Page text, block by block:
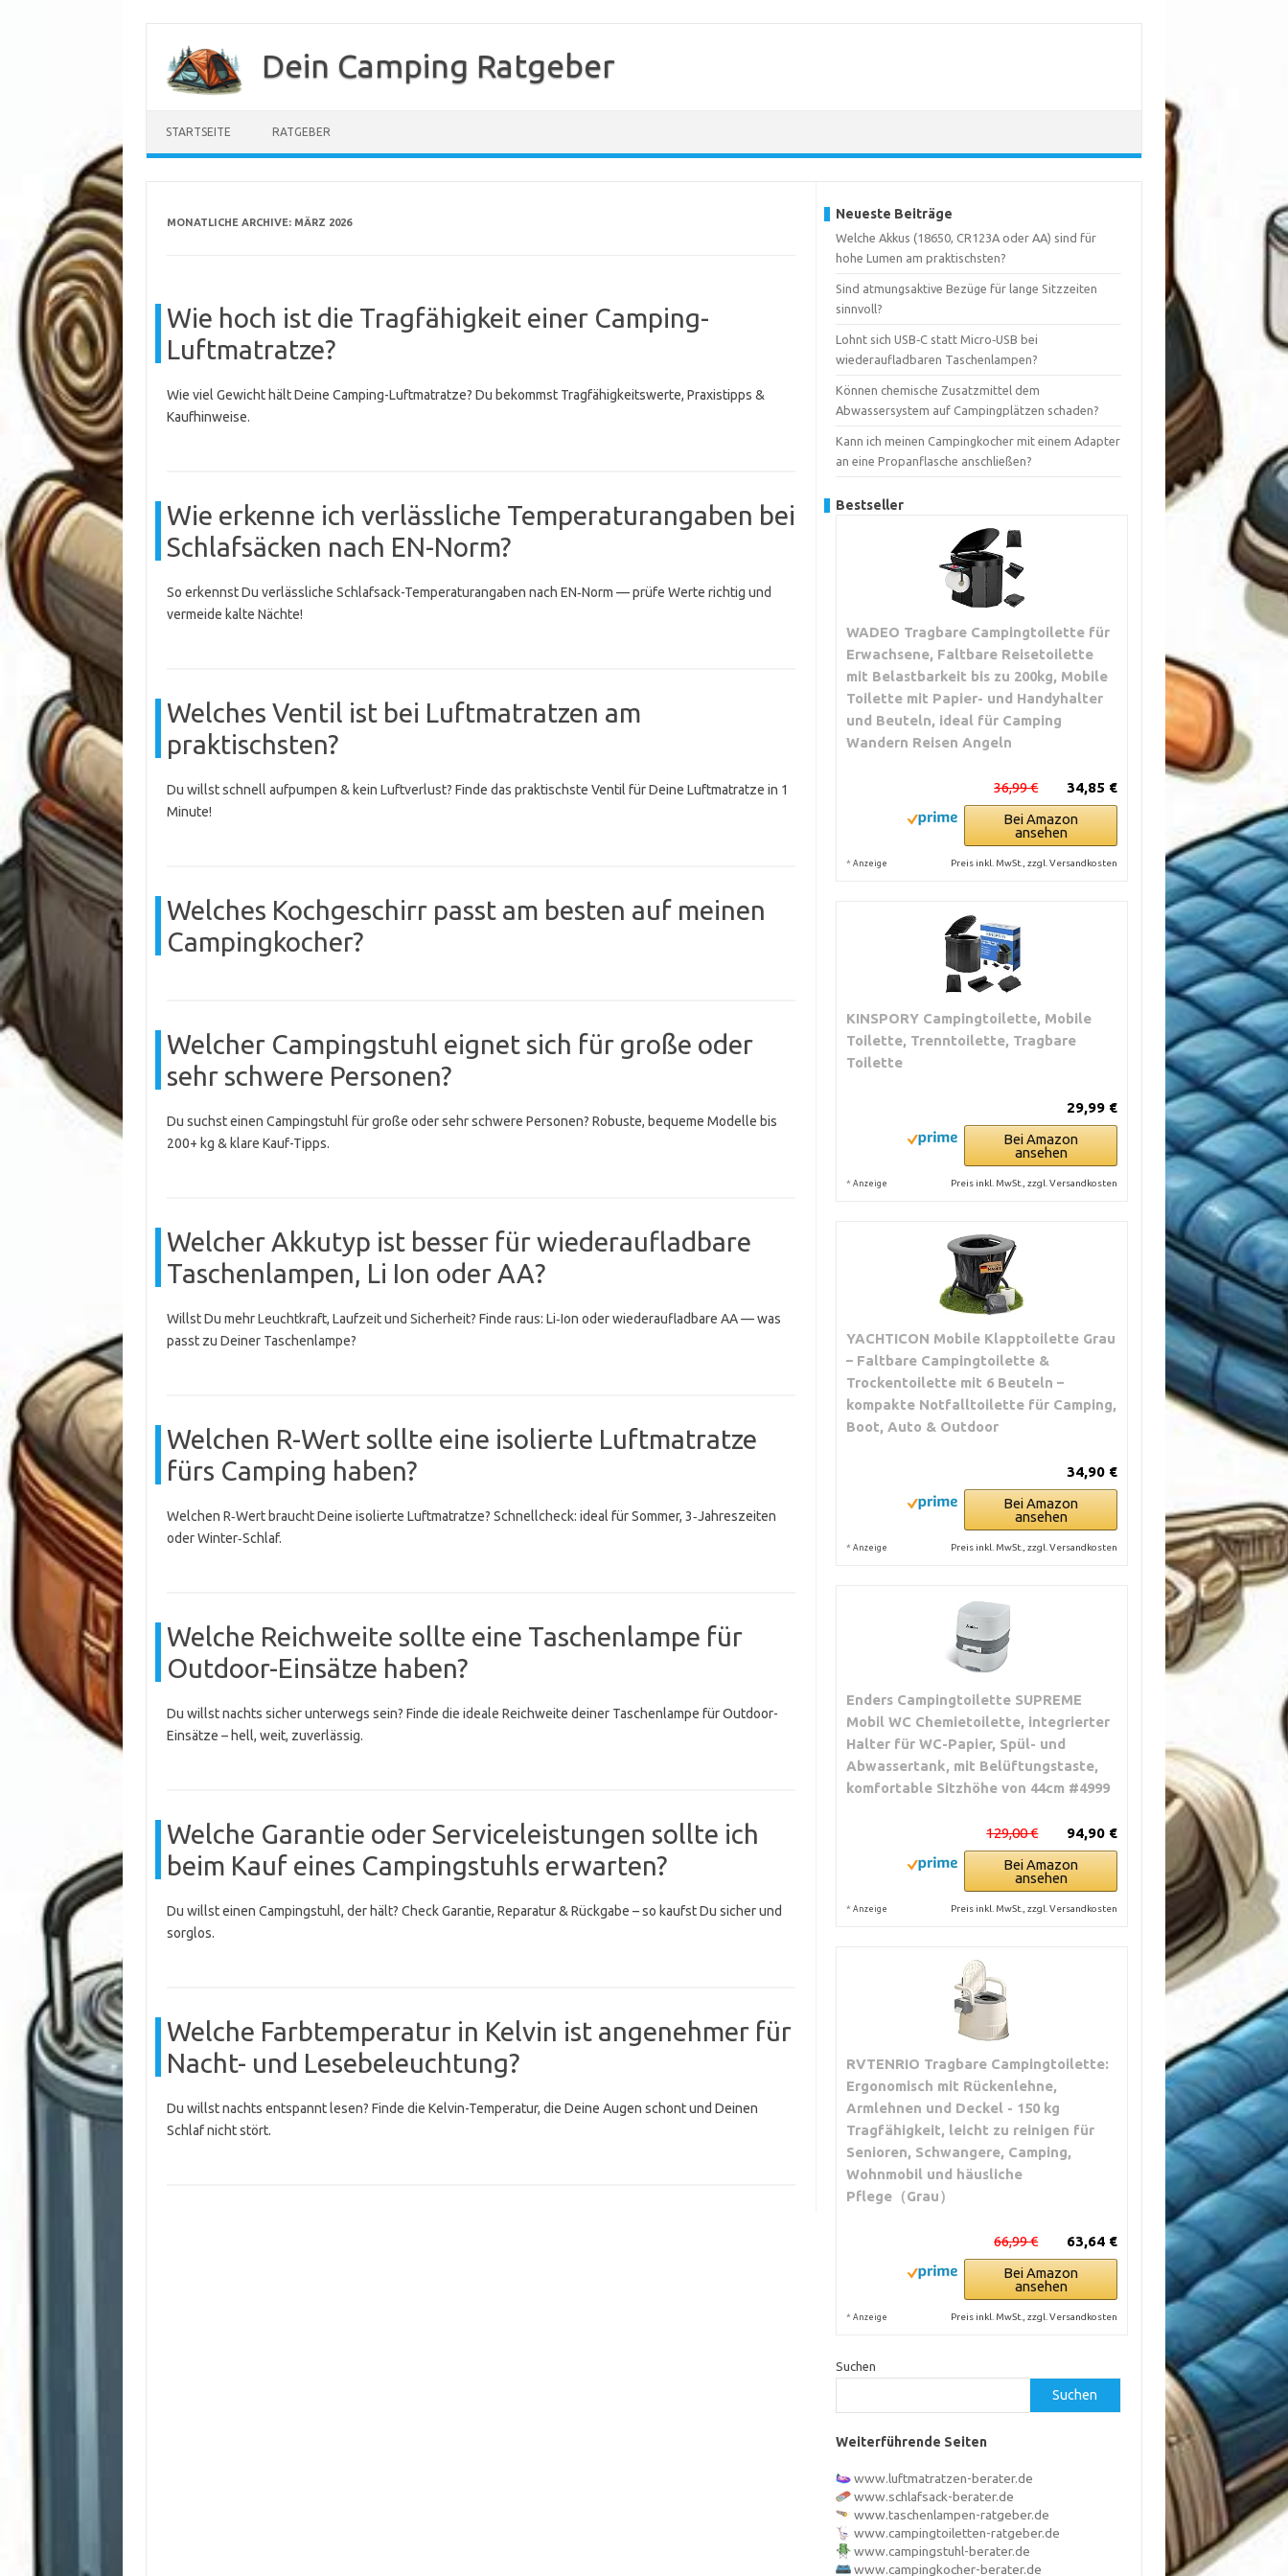
springen
Dein Camping Ratgeber
STARTSEITE RATGEBER
MONATLICHE ARCHIVE: MÄRZ 2026
Wie hoch ist die Tragfähigkeit einer Camping-
Luftmatratze?
Wie viel Gewicht hält Deine Camping-Luftmatratze? Du bekommst Tragfähigkeitswerte, Praxistipps &
Kaufhinweise.
Wie erkenne ich verlässliche Temperaturangaben bei
Schlafsäcken nach EN-Norm?
So erkennst Du verlässliche Schlafsack-Temperaturangaben nach EN‑Norm — prüfe Werte richtig und
vermeide kalte Nächte!
Welches Ventil ist bei Luftmatratzen am
praktischsten?
Du willst schnell aufpumpen & kein Luftverlust? Finde das praktischste Ventil für Deine Luftmatratze in 1
Minute!
Welches Kochgeschirr passt am besten auf meinen
Campingkocher?
Welcher Campingstuhl eignet sich für große oder
sehr schwere Personen?
Du suchst einen Campingstuhl für große oder sehr schwere Personen? Robuste, bequeme Modelle bis
200+ kg & klare Kauf-Tipps.
Welcher Akkutyp ist besser für wiederaufladbare
Taschenlampen, Li Ion oder AA?
Willst Du mehr Leuchtkraft, Laufzeit und Sicherheit? Finde raus: Li‑Ion oder wiederaufladbare AA — was
passt zu Deiner Taschenlampe?
Welchen R-Wert sollte eine isolierte Luftmatratze
fürs Camping haben?
Welchen R‑Wert braucht Deine isolierte Luftmatratze? Schnellcheck: ideal für Sommer, 3‑Jahreszeiten
oder Winter‑Schlaf.
Welche Reichweite sollte eine Taschenlampe für
Outdoor-Einsätze haben?
Du willst nachts sicher unterwegs sein? Finde die ideale Reichweite deiner Taschenlampe für Outdoor-
Einsätze – hell, weit, zuverlässig.
Welche Garantie oder Serviceleistungen sollte ich
beim Kauf eines Campingstuhls erwarten?
Du willst einen Campingstuhl, der hält? Check Garantie, Reparatur & Rückgabe – so kaufst Du sicher und
sorglos.
Welche Farbtemperatur in Kelvin ist angenehmer für
Nacht- und Lesebeleuchtung?
Du willst nachts entspannt lesen? Finde die Kelvin-Temperatur, die Deine Augen schont und Deinen
Schlaf nicht stört.
Neueste Beiträge
Welche Akkus (18650, CR123A oder AA) sind für
hohe Lumen am praktischsten?
Sind atmungsaktive Bezüge für lange Sitzzeiten
sinnvoll?
Lohnt sich USB‑C statt Micro‑USB bei
wiederaufladbaren Taschenlampen?
Können chemische Zusatzmittel dem
Abwassersystem auf Campingplätzen schaden?
Kann ich meinen Campingkocher mit einem Adapter
an eine Propanflasche anschließen?
Bestseller
WADEO Tragbare Campingtoilette für
Erwachsene, Faltbare Reisetoilette
mit Belastbarkeit bis zu 200kg, Mobile
Toilette mit Papier- und Handyhalter
und Beuteln, ideal für Camping
Wandern Reisen Angeln
34,85 €
36,99 €
Bei Amazon
ansehen
* Anzeige Preis inkl. MwSt., zzgl. Versandkosten
KINSPORY Campingtoilette, Mobile
Toilette, Trenntoilette, Tragbare
Toilette
29,99 €
Bei Amazon
ansehen
* Anzeige Preis inkl. MwSt., zzgl. Versandkosten
YACHTICON Mobile Klapptoilette Grau
– Faltbare Campingtoilette &
Trockentoilette mit 6 Beuteln –
kompakte Notfalltoilette für Camping,
Boot, Auto & Outdoor
34,90 €
Bei Amazon
ansehen
* Anzeige Preis inkl. MwSt., zzgl. Versandkosten
Enders Campingtoilette SUPREME
Mobil WC Chemietoilette, integrierter
Halter für WC-Papier, Spül- und
Abwassertank, mit Belüftungstaste,
komfortable Sitzhöhe von 44cm #4999
94,90 €
129,00 €
Bei Amazon
ansehen
* Anzeige Preis inkl. MwSt., zzgl. Versandkosten
RVTENRIO Tragbare Campingtoilette:
Ergonomisch mit Rückenlehne,
Armlehnen und Deckel - 150 kg
Tragfähigkeit, leicht zu reinigen für
Senioren, Schwangere, Camping,
Wohnmobil und häusliche
Pflege（Grau）
63,64 €
66,99 €
Bei Amazon
ansehen
* Anzeige Preis inkl. MwSt., zzgl. Versandkosten
Suchen
Suchen
Weiterführende Seiten
www.luftmatratzen-berater.de
www.schlafsack-berater.de
www.taschenlampen-ratgeber.de
www.campingtoiletten-ratgeber.de
www.campingstuhl-berater.de
www.campingkocher-berater.de